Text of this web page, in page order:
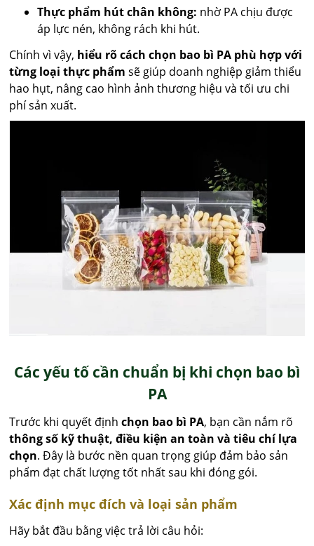
Thực phẩm hút chân không: nhờ PA chịu được
áp lực nén, không rách khi hút.
Chính vì vậy, hiểu rõ cách chọn bao bì PA phù hợp với
từng loại thực phẩm sẽ giúp doanh nghiệp giảm thiểu
hao hụt, nâng cao hình ảnh thương hiệu và tối ưu chi
phí sản xuất.
Các yếu tố cần chuẩn bị khi chọn bao bì
PA
Trước khi quyết địnhchọn bao bì PA, bạn cần nắm rõ
thông số kỹ thuật, điều kiện an toàn và tiêu chí lựa
chọn. Đây là bước nền quan trọng giúp đảm bảo sản
phẩm đạt chất lượng tốt nhất sau khi đóng gói.
Xác định mục đích và loại sản phẩm
Hãy bắt đầu bằng việc trả lời câu hỏi: